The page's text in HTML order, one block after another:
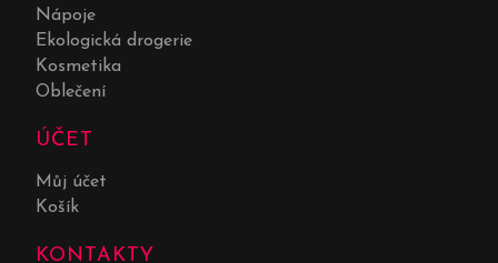
Nápoje
Ekologická drogerie
Kosmetika
Oblečení
ÚČET
Můj účet
Košík
KONTAKTY